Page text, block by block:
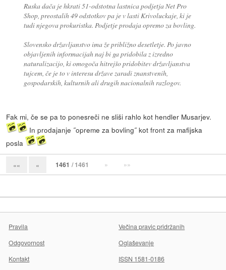
Ruska dača je hkrati 51-odstotna lastnica podjetja Net Pro
Shop, preostalih 49 odstotkov pa je v lasti Krivoluckaje, ki je
tudi njegova prokuristka. Podjetje prodaja opremo za bovling.
Slovensko državljanstvo ima že približno desetletje. Po javno
objavljenih informacijah naj bi ga pridobila z izredno
naturalizacijo, ki omogoča hitrejšo pridobitev državljanstva
tujcem, če je to v interesu države zaradi znanstvenih,
gospodarskih, kulturnih ali drugih nacionalnih razlogov.
Fak mi, če se pa to ponesreči ne sliši rahlo kot hendler Musarjev.
In prodajanje ˝opreme za bovling˝ kot front za mafijska
posla
«« « 1461 / 1461 » »»
Pravila
Večina pravic pridržanih
Odgovornost
Oglaševanje
Kontakt
ISSN 1581-0186